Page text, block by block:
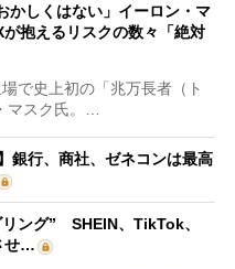
かしくはない」イーロン・マ
が抱えるリスクの数々「絶対
で史上初の「兆万長者（ト
マスク氏。…
銀行、商社、ゼネコンは最高
ング” SHEIN、TikTok、
せ…